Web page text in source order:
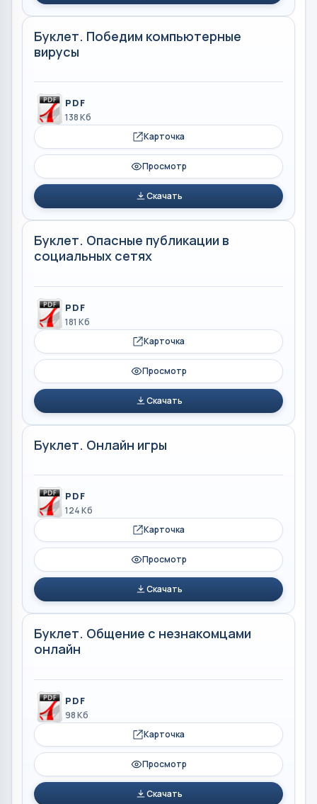
Буклет. Победим компьютерные
вирусы
PDF
138 Кб
Карточка
Просмотр
Скачать
Буклет. Опасные публикации в
социальных сетях
PDF
181 Кб
Карточка
Просмотр
Скачать
Буклет. Онлайн игры
PDF
124 Кб
Карточка
Просмотр
Скачать
Буклет. Общение с незнакомцами
онлайн
PDF
98 Кб
Карточка
Просмотр
Скачать